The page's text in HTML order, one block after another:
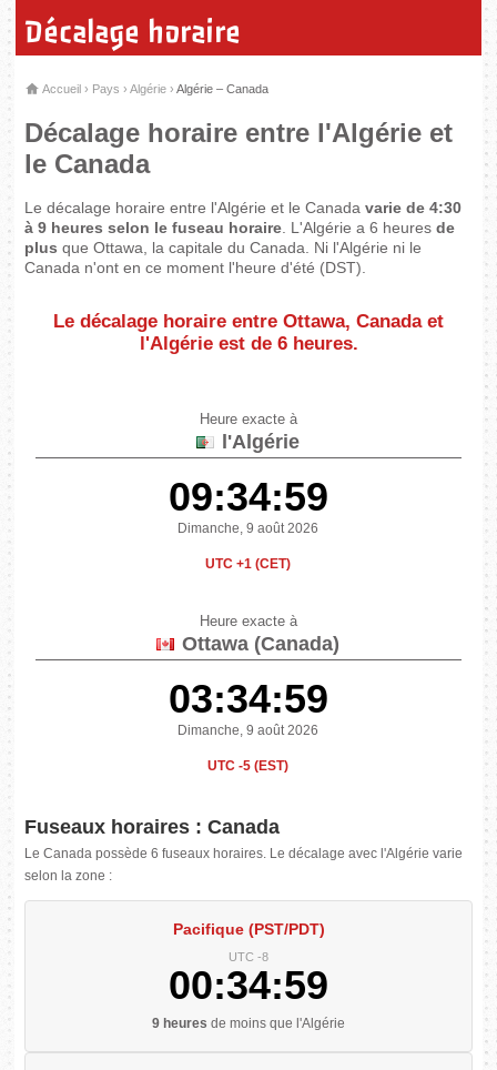
Décalage horaire
Accueil › Pays ›Algérie ›Algérie – Canada
Décalage horaire entre l'Algérie et
le Canada
Le décalage horaire entre l'Algérie et le Canadavarie de 4:30
à 9 heures selon le fuseau horaire . L'Algérie a 6 heuresde
plus que Ottawa, la capitale du Canada. Ni l'Algérie ni le
Canada n'ont en ce moment l'heure d'été (DST).
Le décalage horaire entre Ottawa, Canada et
l'Algérie est de 6 heures.
Heure exacte à
l'Algérie
09:34:59
Dimanche, 9 août 2026
UTC +1 (CET)
Heure exacte à
Ottawa (Canada)
03:34:59
Dimanche, 9 août 2026
UTC -5 (EST)
Fuseaux horaires : Canada
Le Canada possède 6 fuseaux horaires. Le décalage avec l'Algérie varie
selon la zone :
Pacifique (PST/PDT)
UTC -8
00:34:59
9 heures de moins que l'Algérie